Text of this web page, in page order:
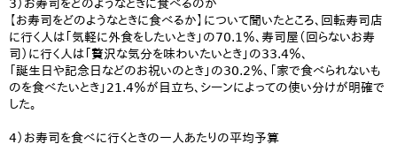
3）お寿司をどのようなときに食べるのか
【お寿司をどのようなときに食べるか】について聞いたところ、回転寿司店
に行く人は「気軽に外食をしたいとき」の70.1％、寿司屋（回らないお寿
司）に行く人は「贅沢な気分を味わいたいとき」の33.4％、
「誕生日や記念日などのお祝いのとき」の30.2％、「家で食べられないも
のを食べたいとき」21.4％が目立ち、シーンによっての使い分けが明確で
した。
4）お寿司を食べに行くときの一人あたりの平均予算